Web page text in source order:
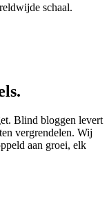
schaal.
Blind bloggen levert
vergrendelen. Wij
aan groei, elk